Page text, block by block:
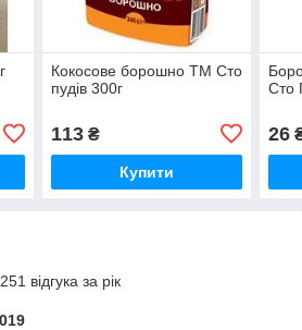
Кокосове борошно ТМ Сто
пудів 300г
113₴
Купити
Сто
26
відгука за рік